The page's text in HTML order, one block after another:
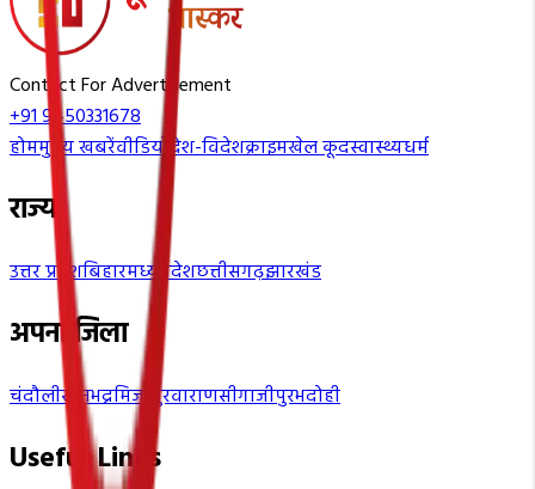
Contact For Advertisement
+91 9450331678
होममुख्य खबरेंवीडियो देश-विदेशक्राइमखेल कूदस्वास्थ्यधर्म
राज्य
उत्तर प्रदेशबिहारमध्यप्रदेशछत्तीसगढ़झारखंड
अपना जिला
चंदौलीसोनभद्रमिर्जापुरवाराणसीगाजीपुरभदोही
Useful Links